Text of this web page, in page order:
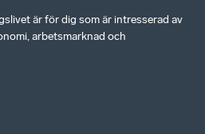
är för dig som är intresserad av
arbetsmarknad och